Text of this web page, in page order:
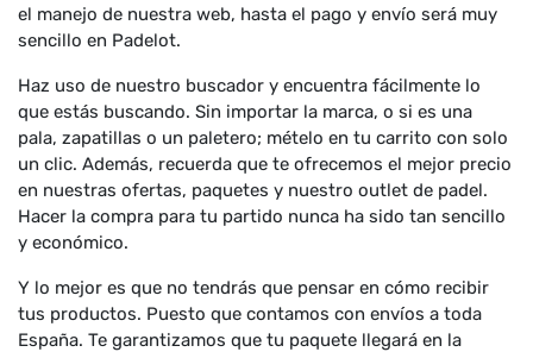
el manejo de nuestra web, hasta el pago y envío será muy
sencillo en Padelot.
Haz uso de nuestro buscador y encuentra fácilmente lo
que estás buscando. Sin importar la marca, o si es una
pala, zapatillas o un paletero; mételo en tu carrito con solo
un clic. Además, recuerda que te ofrecemos el mejor precio
en nuestras ofertas, paquetes y nuestro outlet de padel.
Hacer la compra para tu partido nunca ha sido tan sencillo
y económico.
Y lo mejor es que no tendrás que pensar en cómo recibir
tus productos. Puesto que contamos con envíos a toda
España. Te garantizamos que tu paquete llegará en la